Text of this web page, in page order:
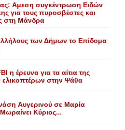
Aμεση συγκέντρωση Eιδών
για τους πυροσβέστες και
στη Mάνδρα
των Δήμων το Eπίδομα
η έρευνα για τα αίτια της
ελικοπτέρων στην Ψάθα
Aυγερινού σε Mαρία
Kύριος...